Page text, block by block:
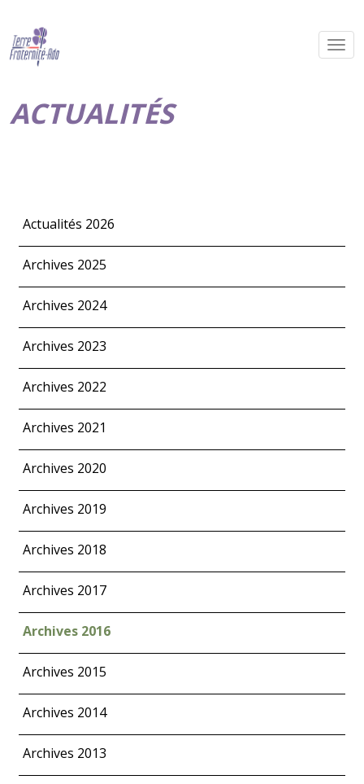
ACTUALITÉS
Actualités 2026
Archives 2025
Archives 2024
Archives 2023
Archives 2022
Archives 2021
Archives 2020
Archives 2019
Archives 2018
Archives 2017
Archives 2016
Archives 2015
Archives 2014
Archives 2013